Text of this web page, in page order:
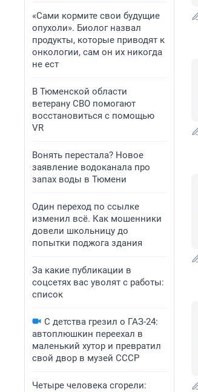
«Сами кормите свои будущие
опухоли». Биолог назвал
продукты, которые приводят к
онкологии, сам он их никогда
не ест
В Тюменской области
ветерану СВО помогают
восстановиться с помощью
VR
Вонять перестала? Новое
заявление водоканала про
запах воды в Тюмени
Один переход по ссылке
изменил всё. Как мошенники
довели школьницу до
попытки поджога здания
За какие публикации в
соцсетях вас уволят с работы:
список
С детства грезил о ГАЗ-24:
автоплюшкин переехал в
маленький хутор и превратил
свой двор в музей СССР
Четыре человека сгорели: